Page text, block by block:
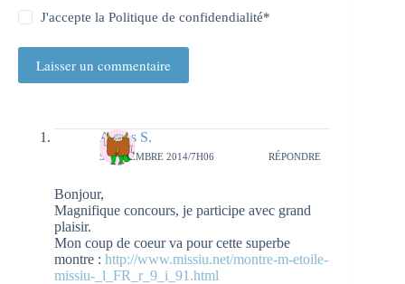
J'accepte laPolitique de confidendialité*
Laisser un commentaire
Agnes S.
5 NOVEMBRE 2014/7H06 RÉPONDRE
Bonjour,
Magnifique concours, je participe avec grand
plaisir.
Mon coup de coeur va pour cette superbe
montre : http://www.missiu.net/montre-m-etoile-
missiu-_l_FR_r_9_i_91.html